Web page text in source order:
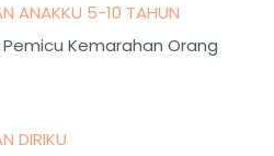
ANAKKU 5-10 TAHUN
Pemicu Kemarahan Orang
DIRIKU